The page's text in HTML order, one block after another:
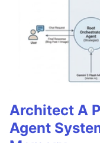
Architect A
Agent